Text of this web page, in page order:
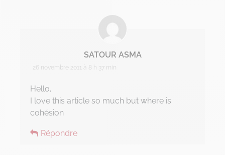
SATOUR ASMA
26 novembre 2011 à 8 h 37 min
Hello,
I love this article so much but where is
cohésion
Répondre